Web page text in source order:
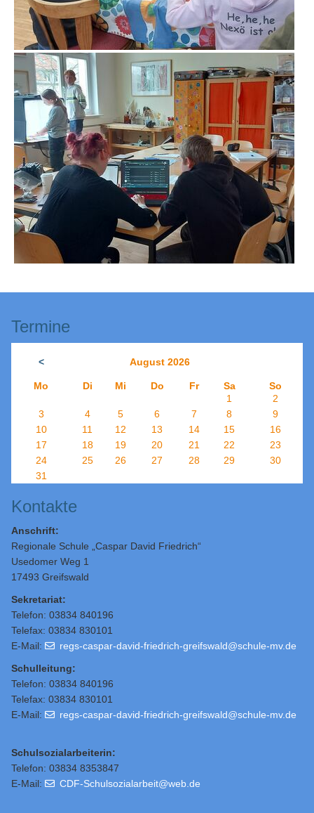
Termine
< August 2026
Mo Di Mi Do Fr Sa
So
1
2
3
4 5 6 7 8
9
10
11 12 13 14 15
16
17
18 19 20 21 22
23
24
25 26 27 28 29
30
31
Kontakte
Anschrift:
Regionale Schule „Caspar David Friedrich“
Usedomer Weg 1
17493 Greifswald
Sekretariat:
Telefon: 03834 840196
Telefax: 03834 830101
E-Mail:
regs-caspar-david-friedrich-greifswald@schule-mv.de
Schulleitung:
Telefon: 03834 840196
Telefax: 03834 830101
E-Mail:
regs-caspar-david-friedrich-greifswald@schule-mv.de
Schulsozialarbeiterin:
Telefon: 03834 8353847
E-Mail:
CDF-Schulsozialarbeit@web.de